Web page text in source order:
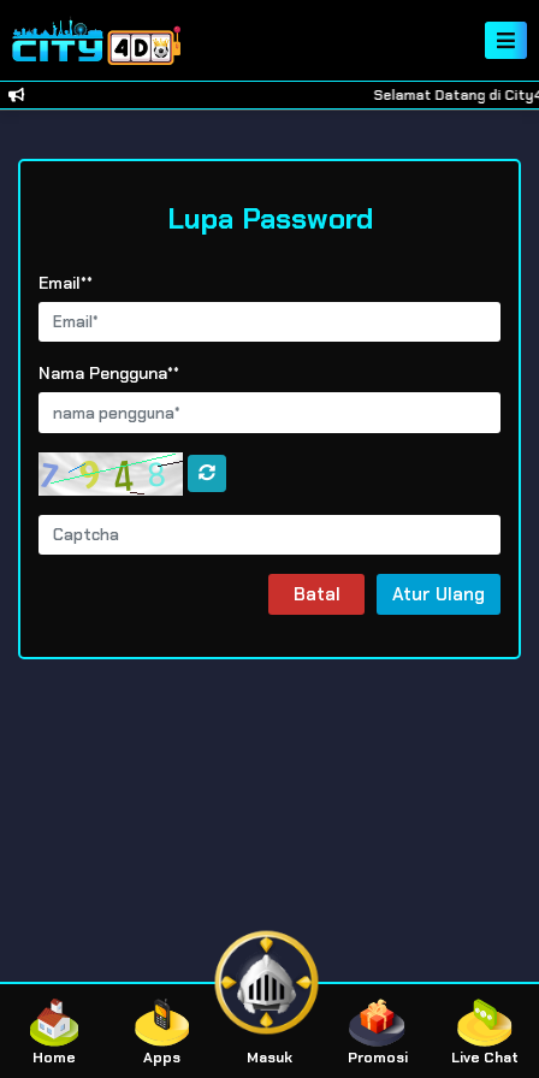
Selamat Datang di
Lupa Password
Email**
Nama Pengguna**
Batal Atur Ulang
Home Apps Masuk Promosi Live Chat